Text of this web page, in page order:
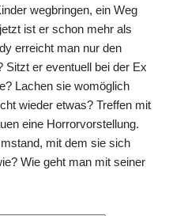
wegbringen, ein Weg
ist er schon mehr als
erreicht man nur den
Sitzt er eventuell bei der Ex
Lachen sie womöglich
wieder etwas? Treffen mit
eine Horrorvorstellung.
mit dem sie sich
Wie geht man mit seiner